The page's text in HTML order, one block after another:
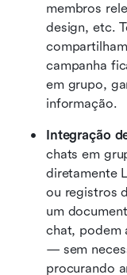
membros
design, etc.
campanha
em grupo,
informação.
Integração
chats em
diretamente
ou registros
um
chat, podem
— sem
procurando